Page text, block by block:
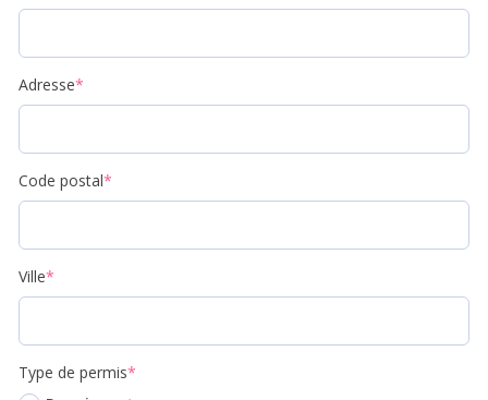
Adresse*
Code postal*
Ville*
Type de permis*